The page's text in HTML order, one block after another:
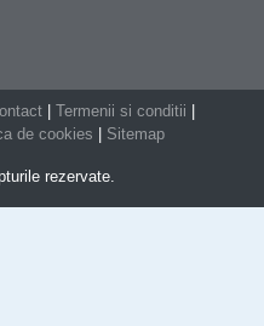
Termenii si conditii
de cookies Sitemap
rezervate.